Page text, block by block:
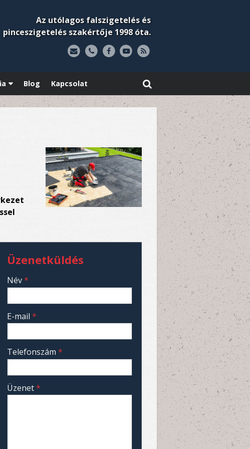
Az utólagos falszigetelés és
pinceszigetelés szakértője 1998 óta.
Blog Kapcsolat
Üzenetküldés
-
Név*
E-mail *
Telefonszám *
Üzenet*